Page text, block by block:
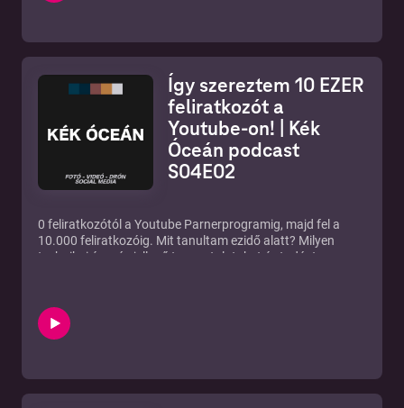
https://blog.szaboviktor.com/fotos-podcast
http://blog.szaboviktor.com
Fotós, videós, drónos portfólióm:
http://www.szaboviktor.com
Így szereztem 10 EZER
feliratkozót a
Youtube-on! | Kék
Óceán podcast
S04E02
0 feliratkozótól a Youtube Parnerprogramig, majd fel a
10.000 feliratkozóig. Mit tanultam ezidő alatt? Milyen
technikai és más jellegű tapasztalatokat és tudást
sub_confirmation=1
--- Send in a voice message:
https://anchor.fm/szaboviktor/message